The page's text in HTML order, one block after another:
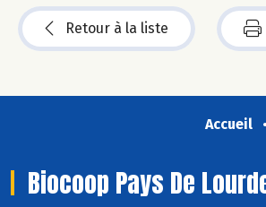
Retour à la liste
Accueil
Biocoop Pays De